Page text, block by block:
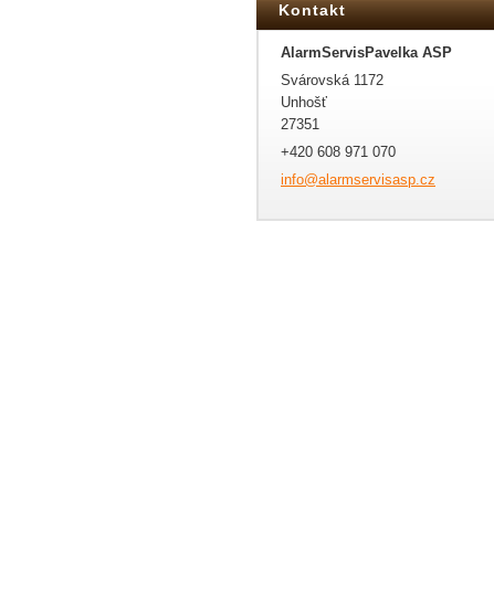
Kontakt
AlarmServisPavelka ASP
Svárovská 1172
Unhošť
27351
+420 608 971 070
info@alarmservisasp.cz